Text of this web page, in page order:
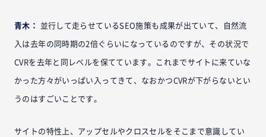
青木： 並行して走らせているSEO施策も成果が出ていて、自然流
入は去年の同時期の2倍ぐらいになっているのですが、その状況で
CVRを去年と同レベルを保てています。これまでサイトに来ていな
かった方々がいっぱい入ってきて、なおかつCVRが下がらないとい
うのはすごいことです。
サイトの特性上、アップセルやクロスセルをそこまで意識してい